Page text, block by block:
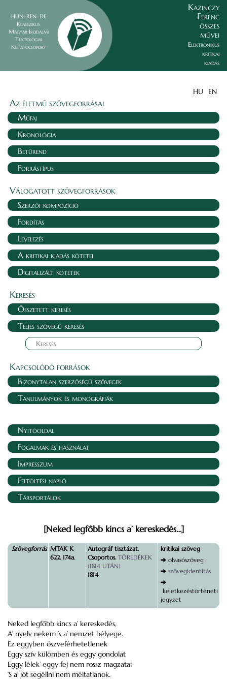
HUN–REN–DE
Klasszikus
Magyar Irodalmi
Textológiai
Kutatócsoport
Kazinczy
Ferenc
összes
művei
Elektronikus
kritikai
kiadás
HU EN
Az életmű szövegforrásai
Műfaj
Kronológia
Betűrend
Forrástípus
Válogatott szövegforrások
Szerzői kompozíció
Fordítás
Levelezés
A kritikai kiadás kötetei
Digitalizált kötetek
Keresés
Összetett keresés
Teljes szövegű keresés
Kapcsolódó források
Bizonytalan szerzőségű szövegek
Tanulmányok és monográfiák
Nyitóoldal
Fogalmak és használat
Impresszum
Feltöltési napló
Társportálok
[Neked legfőbb kincs a’ kereskedés…]
Szövegforrás MTAK K
622. 174a.
Autográf tisztázat.
Csoportos. TÖREDÉKEK
(1814 UTÁN)
1814
kritikai szöveg
olvasószöveg
szövegidentitás
keletkezéstörténeti
jegyzet
Neked legfőbb kincs a’ kereskedés,
A’ nyelv nekem ’s a’ nemzet bélyege.
Ez eggyben öszveférhetetlenek
Eggy szív külömben és eggy gondolat
Eggy lélek’ eggy fej nem rossz magzatai
’S a’ jót segéllni nem méltatlanok.